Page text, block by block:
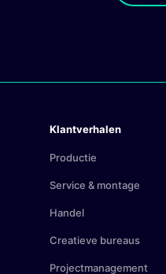
Klantverhalen
Productie
Service & montage
Handel
Creatieve bureaus
Projectmanagement